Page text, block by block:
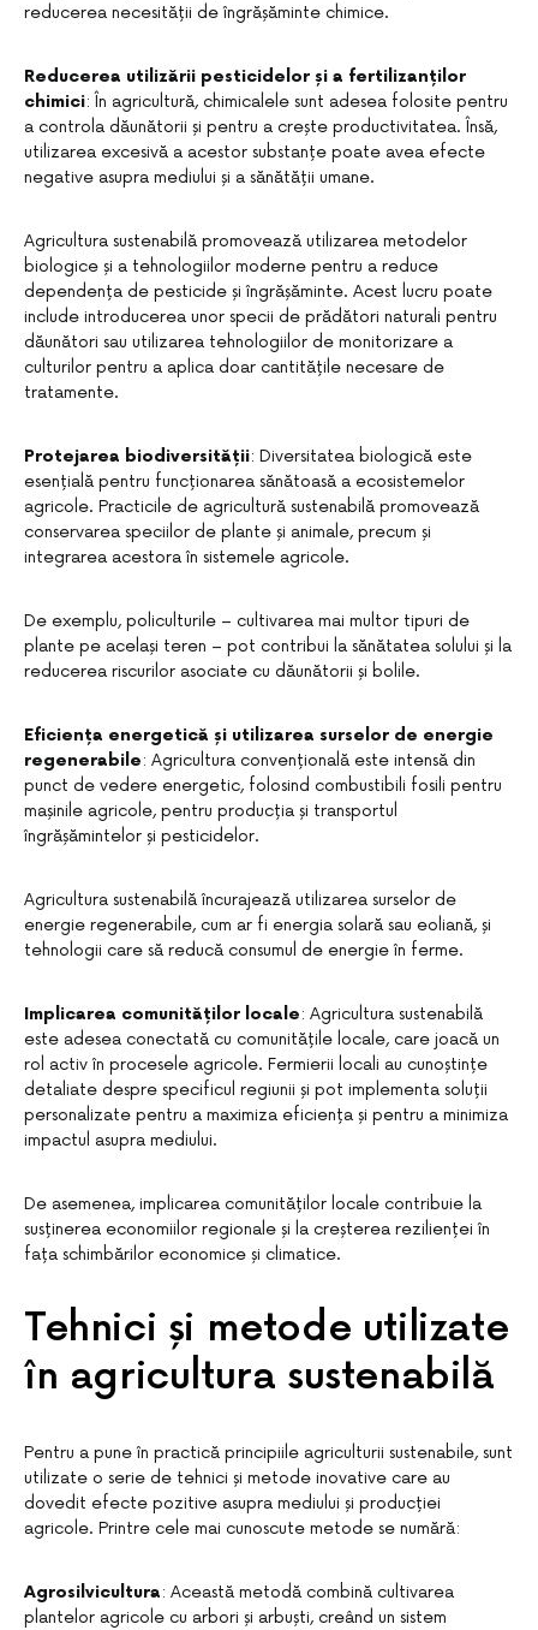
reducerea necesității de îngrășăminte chimice.
Reducerea utilizării pesticidelor și a fertilizanților
chimici: În agricultură, chimicalele sunt adesea folosite pentru
a controla dăunătorii și pentru a crește productivitatea. Însă,
utilizarea excesivă a acestor substanțe poate avea efecte
negative asupra mediului și a sănătății umane.
Agricultura sustenabilă promovează utilizarea metodelor
biologice și a tehnologiilor moderne pentru a reduce
dependența de pesticide și îngrășăminte. Acest lucru poate
include introducerea unor specii de prădători naturali pentru
dăunători sau utilizarea tehnologiilor de monitorizare a
culturilor pentru a aplica doar cantitățile necesare de
tratamente.
Protejarea biodiversității: Diversitatea biologică este
esențială pentru funcționarea sănătoasă a ecosistemelor
agricole. Practicile de agricultură sustenabilă promovează
conservarea speciilor de plante și animale, precum și
integrarea acestora în sistemele agricole.
De exemplu, policulturile – cultivarea mai multor tipuri de
plante pe același teren – pot contribui la sănătatea solului și la
reducerea riscurilor asociate cu dăunătorii și bolile.
Eficiența energetică și utilizarea surselor de energie
regenerabile: Agricultura convențională este intensă din
punct de vedere energetic, folosind combustibili fosili pentru
mașinile agricole, pentru producția și transportul
îngrășămintelor și pesticidelor.
Agricultura sustenabilă încurajează utilizarea surselor de
energie regenerabile, cum ar fi energia solară sau eoliană, și
tehnologii care să reducă consumul de energie în ferme.
Implicarea comunităților locale: Agricultura sustenabilă
este adesea conectată cu comunitățile locale, care joacă un
rol activ în procesele agricole. Fermierii locali au cunoștințe
detaliate despre specificul regiunii și pot implementa soluții
personalizate pentru a maximiza eficiența și pentru a minimiza
impactul asupra mediului.
De asemenea, implicarea comunităților locale contribuie la
susținerea economiilor regionale și la creșterea rezilienței în
fața schimbărilor economice și climatice.
Tehnici și metode utilizate
în agricultura sustenabilă
Pentru a pune în practică principiile agriculturii sustenabile, sunt
utilizate o serie de tehnici și metode inovative care au
dovedit efecte pozitive asupra mediului și producției
agricole. Printre cele mai cunoscute metode se numără:
Agrosilvicultura: Această metodă combină cultivarea
plantelor agricole cu arbori și arbuști, creând un sistem